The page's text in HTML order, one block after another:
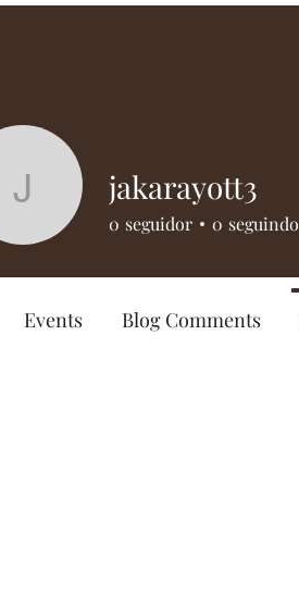
jakarayott3
jakarayott3
0 seguidor 0 seguindo
Events Blog Comments